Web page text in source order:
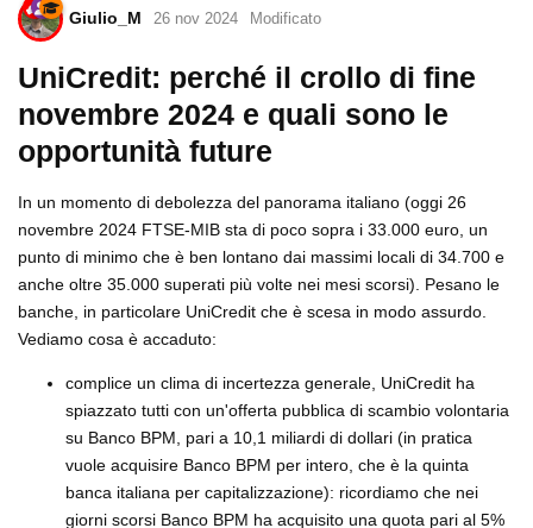
Giulio_M 26 nov 2024 Modificato
UniCredit: perché il crollo di fine
novembre 2024 e quali sono le
opportunità future
In un momento di debolezza del panorama italiano (oggi 26
novembre 2024 FTSE-MIB sta di poco sopra i 33.000 euro, un
punto di minimo che è ben lontano dai massimi locali di 34.700 e
anche oltre 35.000 superati più volte nei mesi scorsi). Pesano le
banche, in particolare UniCredit che è scesa in modo assurdo.
Vediamo cosa è accaduto:
complice un clima di incertezza generale, UniCredit ha
spiazzato tutti con un'offerta pubblica di scambio volontaria
su Banco BPM, pari a 10,1 miliardi di dollari (in pratica
vuole acquisire Banco BPM per intero, che è la quinta
banca italiana per capitalizzazione): ricordiamo che nei
giorni scorsi Banco BPM ha acquisito una quota pari al 5%